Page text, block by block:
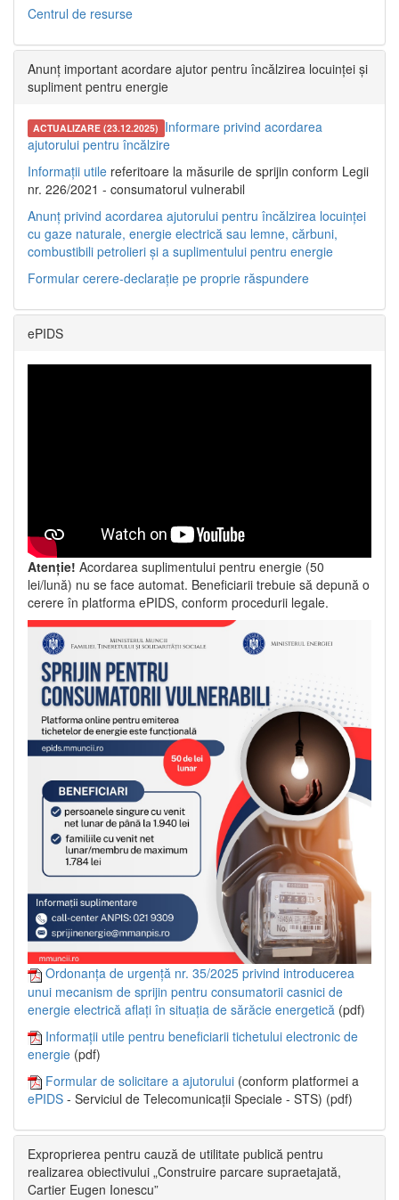
Centrul de resurse
Anunț important acordare ajutor pentru încălzirea locuinței și
supliment pentru energie
ACTUALIZARE (23.12.2025) Informare privind acordarea
ajutorului pentru încălzire
Informații utile referitoare la măsurile de sprijin conform Legii
nr. 226/2021 - consumatorul vulnerabil
Anunț privind acordarea ajutorului pentru încălzirea locuinței
cu gaze naturale, energie electrică sau lemne, cărbuni,
combustibili petrolieri și a suplimentului pentru energie
Formular cerere-declarație pe proprie răspundere
ePIDS
Atenție! Acordarea suplimentului pentru energie (50
lei/lună) nu se face automat. Beneficiarii trebuie să depună o
cerere în platforma ePIDS, conform procedurii legale.
Ordonanța de urgență nr. 35/2025 privind introducerea
unui mecanism de sprijin pentru consumatorii casnici de
energie electrică aflați în situația de sărăcie energetică (pdf)
Informații utile pentru beneficiarii tichetului electronic de
energie (pdf)
Formular de solicitare a ajutorului (conform platformei a
ePIDS - Serviciul de Telecomunicații Speciale - STS) (pdf)
Exproprierea pentru cauză de utilitate publică pentru
realizarea obiectivului „Construire parcare supraetajată,
Cartier Eugen Ionescu”